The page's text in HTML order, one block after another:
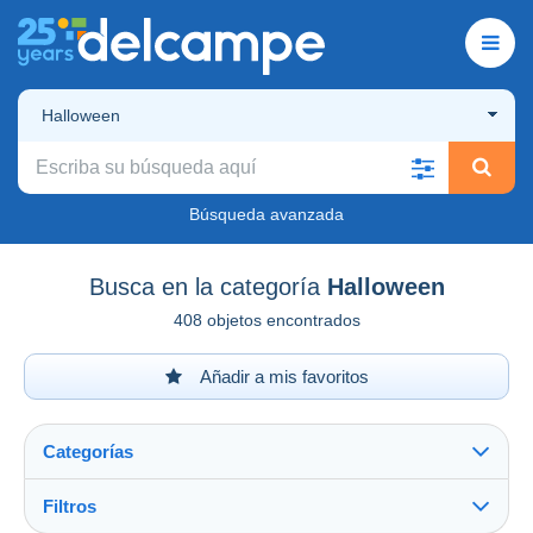
Halloween
Búsqueda avanzada
Busca en la categoría Halloween
408 objetos encontrados
Añadir a mis favoritos
Categorías
Filtros